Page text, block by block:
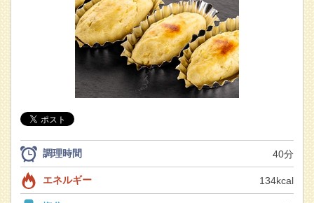
調理時間 40分
エネルギー 134kcal